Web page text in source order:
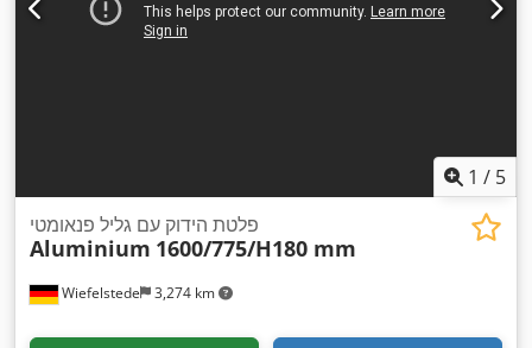
1 / 5
Wiefelstede 3,274 km
פלטת הידוק עם גליל פנאומטי
Aluminium 1600/775/H180 mm